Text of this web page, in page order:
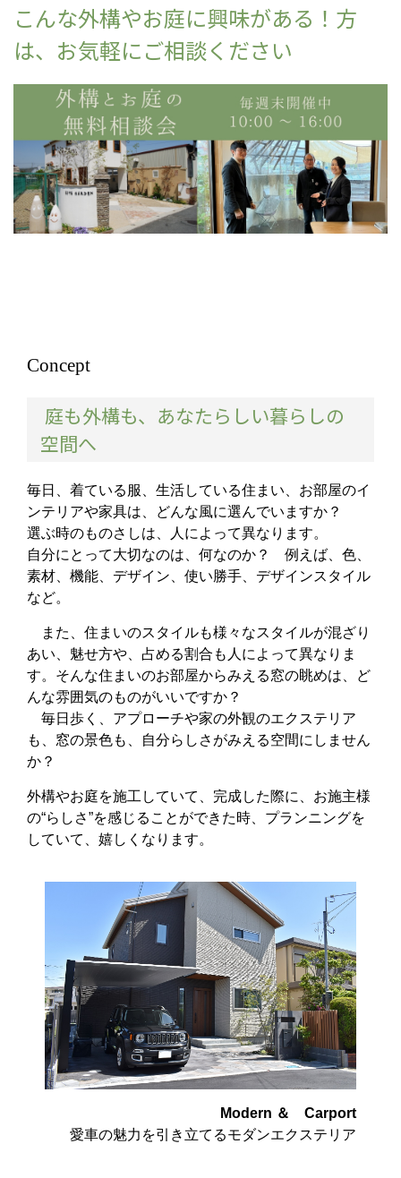
こんな外構やお庭に興味がある！方
は、お気軽にご相談ください
Concept
庭も外構も、あなたらしい暮らしの
空間へ
毎日、着ている服、生活している住まい、お部屋のイ
ンテリアや家具は、どんな風に選んでいますか？
選ぶ時のものさしは、人によって異なります。
自分にとって大切なのは、何なのか？ 例えば、色、
素材、機能、デザイン、使い勝手、デザインスタイル
など。
また、住まいのスタイルも様々なスタイルが混ざり
あい、魅せ方や、占める割合も人によって異なりま
す。そんな住まいのお部屋からみえる窓の眺めは、ど
んな雰囲気のものがいいですか？
毎日歩く、アプローチや家の外観のエクステリア
も、窓の景色も、自分らしさがみえる空間にしません
か？
外構やお庭を施工していて、完成した際に、お施主様
の“らしさ”を感じることができた時、プランニングを
していて、嬉しくなります。
Modern ＆ Carport
愛車の魅力を引き立てるモダンエクステリア